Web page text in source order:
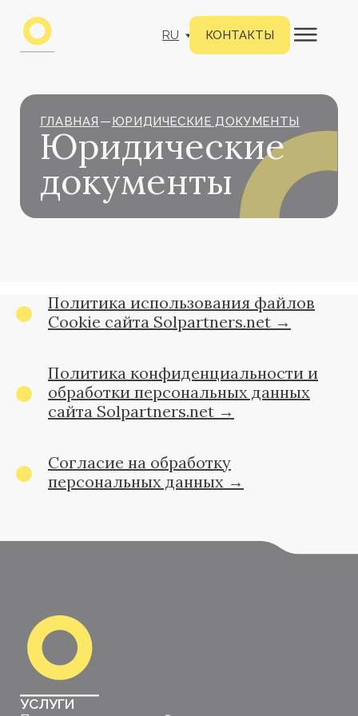
КОНТАКТЫ
ГЛАВНАЯ—ЮРИДИЧЕСКИЕ ДОКУМЕНТЫ
Юридические
документы
Политика использования файлов
Cookie сайта Solpartners.net →
Политика конфиденциальности и
обработки персональных данных
сайта Solpartners.net →
Согласие на обработку
персональных данных →
Проведение исследований систем мотивации
Разработка стратегии управления
человеческими ресурсами
Система корпоративного управления
SOL PARTNERS
О компании
Преимущества
Команда